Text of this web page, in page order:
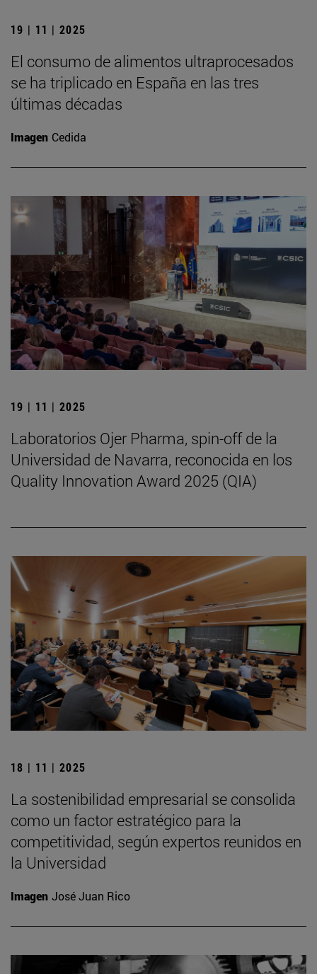
19 | 11 | 2025
El consumo de alimentos ultraprocesados
se ha triplicado en España en las tres
últimas décadas
Imagen Cedida
19 | 11 | 2025
Laboratorios Ojer Pharma, spin-off de la
Universidad de Navarra, reconocida en los
Quality Innovation Award 2025 (QIA)
18 | 11 | 2025
La sostenibilidad empresarial se consolida
como un factor estratégico para la
competitividad, según expertos reunidos en
la Universidad
Imagen José Juan Rico